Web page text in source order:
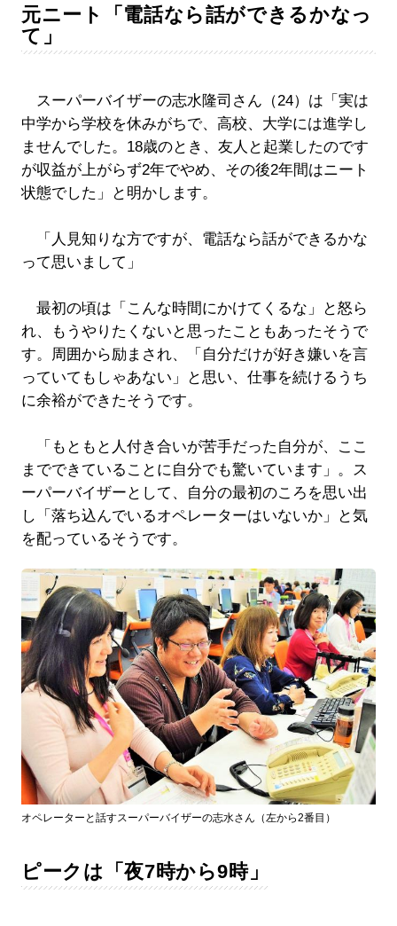
元ニート「電話なら話ができるかなっ
て」
スーパーバイザーの志水隆司さん（24）は「実は
中学から学校を休みがちで、高校、大学には進学し
ませんでした。18歳のとき、友人と起業したのです
が収益が上がらず2年でやめ、その後2年間はニート
状態でした」と明かします。
「人見知りな方ですが、電話なら話ができるかな
って思いまして」
最初の頃は「こんな時間にかけてくるな」と怒ら
れ、もうやりたくないと思ったこともあったそうで
す。周囲から励まされ、「自分だけが好き嫌いを言
っていてもしゃあない」と思い、仕事を続けるうち
に余裕ができたそうです。
「もともと人付き合いが苦手だった自分が、ここ
までできていることに自分でも驚いています」。ス
ーパーバイザーとして、自分の最初のころを思い出
し「落ち込んでいるオペレーターはいないか」と気
を配っているそうです。
オペレーターと話すスーパーバイザーの志水さん（左から2番目）
ピークは「夜7時から9時」